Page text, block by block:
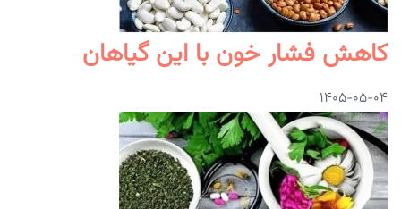
کاهش فشار خون با این گیاهان
۱۴۰۵-۰۵-۰۴